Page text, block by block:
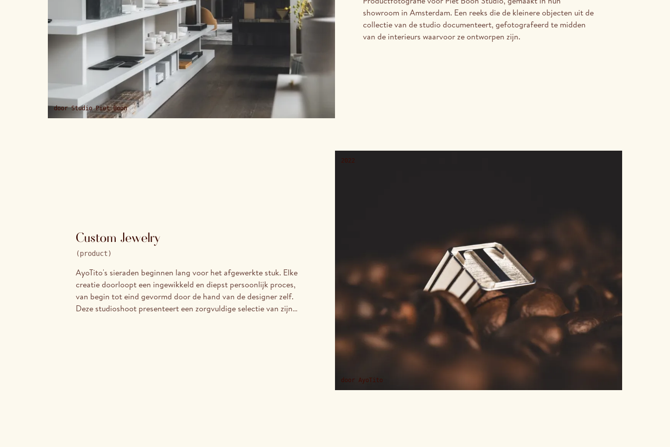
door Studio Piet Boon
showroom in Amsterdam. Een reeks die de kleinere objecten uit de
collectie van de studio documenteert, gefotografeerd te midden
van de interieurs waarvoor ze ontworpen zijn.
2022
door AyoTito
Custom Jewelry
(product)
AyoTito's sieraden beginnen lang voor het afgewerkte stuk. Elke
creatie doorloopt een ingewikkeld en diepst persoonlijk proces,
van begin tot eind gevormd door de hand van de designer zelf.
Deze studioshoot presenteert een zorgvuldige selectie van zijn